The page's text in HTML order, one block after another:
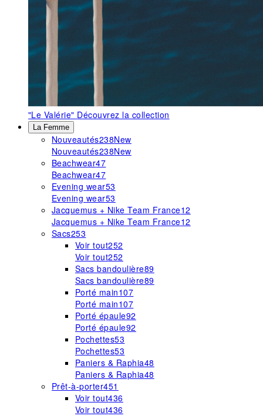
"Le Valérie" Découvrez la collection
La Femme
Nouveautés238New
Nouveautés238New
Beachwear47
Beachwear47
Evening wear53
Evening wear53
Jacquemus + Nike Team France12
Jacquemus + Nike Team France12
Sacs253
Voir tout252
Voir tout252
Sacs bandoulière89
Sacs bandoulière89
Porté main107
Porté main107
Porté épaule92
Porté épaule92
Pochettes53
Pochettes53
Paniers & Raphia48
Paniers & Raphia48
Prêt-à-porter451
Voir tout436
Voir tout436